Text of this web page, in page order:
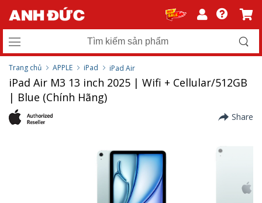
Trang chủ APPLE iPad iPad Air
iPad Air M3 13 inch 2025 | Wifi + Cellular/512GB
| Blue (Chính Hãng)
Share